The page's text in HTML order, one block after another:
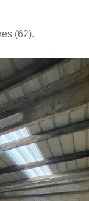
(62).